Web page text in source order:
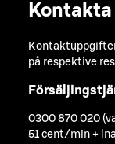
Kontakta
på respektive
0300 870 020
51 cent/min +